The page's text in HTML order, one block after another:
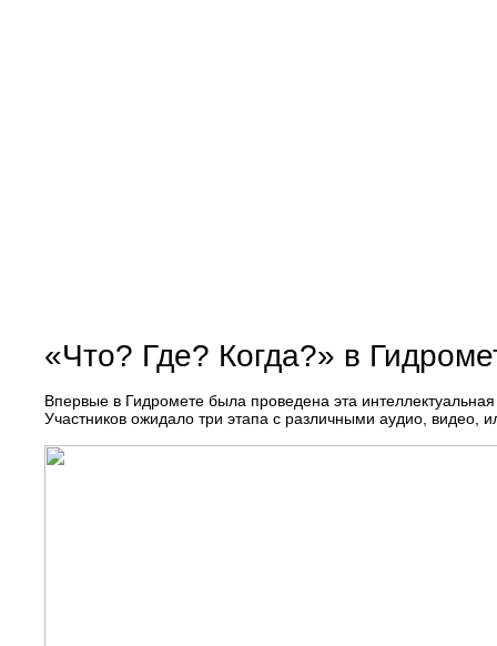
«Что? Где? Когда?» в
Впервые в Гидромете была проведена эта
Участников ожидало три этапа с различными аудио, видео,